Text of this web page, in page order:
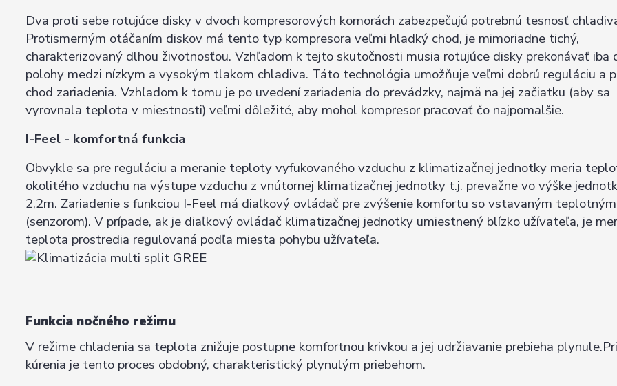
Dva proti sebe rotujúce disky v dvoch kompresorových komorách zabezpečujú potrebnú tesnosť
Protismerným otáčaním diskov má tento typ kompresora veľmi hladký chod, je mimoriadne tichý,
charakterizovaný dlhou životnosťou. Vzhľadom k tejto skutočnosti musia rotujúce disky prekonávať iba
polohy medzi nízkym a vysokým tlakom chladiva. Táto technológia umožňuje veľmi dobrú reguláciu a
chod zariadenia. Vzhľadom k tomu je po uvedení zariadenia do prevádzky, najmä na jej začiatku (aby sa
vyrovnala teplota v miestnosti) veľmi dôležité, aby mohol kompresor pracovať čo najpomalšie.
I-Feel - komfortná funkcia
Obvykle sa pre reguláciu a meranie teploty vyfukovaného vzduchu z klimatizačnej jednotky meria
okolitého vzduchu na výstupe vzduchu z vnútornej klimatizačnej jednotky t.j. prevažne vo výške
2,2m. Zariadenie s funkciou I-Feel má diaľkový ovládač pre zvýšenie komfortu so vstavaným
(senzorom). V prípade, ak je diaľkový ovládač klimatizačnej jednotky umiestnený blízko užívateľa, je
teplota prostredia regulovaná podľa miesta pohybu užívateľa.
Funkcia nočného režimu
V režime chladenia sa teplota znižuje postupne komfortnou krivkou a jej udržiavanie prebieha
kúrenia je tento proces obdobný, charakteristický plynulým priebehom.